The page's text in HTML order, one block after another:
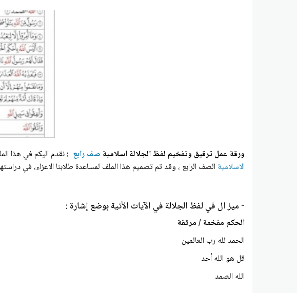
ورقة عمل ترقيق وتفخيم لفظ الجلالة اسلامية صف رابع :نقدم اليكم في هذا
الاسلامية الصف الرابع ، وقد تم تصميم هذا الملف لمساعدة طلابنا الاعزاء، في
- میز ال في لفظ الجلالة في الآيات الأتية بوضع إشارة :
الحكم مفخمة / مرققة
الحمد لله رب العالمين
قل هو الله أحد
الله الصمد